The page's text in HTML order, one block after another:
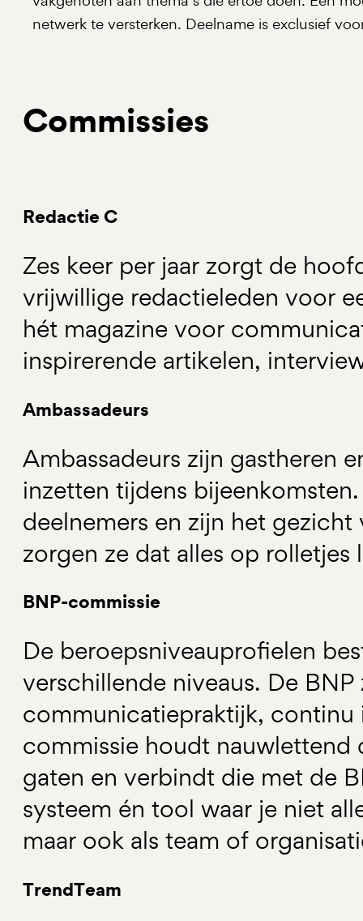
netwerk te versterken. Deelname is exclusief
Commissies
Redactie C
Zes keer per jaar zorgt de
vrijwillige redactieleden voor
hét magazine voor
inspirerende artikelen,
Ambassadeurs
Ambassadeurs zijn gastheren
inzetten tijdens
deelnemers en zijn het
zorgen ze dat alles op rolletjes
BNP-commissie
De beroepsniveauprofielen
verschillende niveaus. De BNP
communicatiepraktijk,
commissie houdt nauwlettend
gaten en verbindt die met de
systeem én tool waar je niet
maar ook als team of
TrendTeam